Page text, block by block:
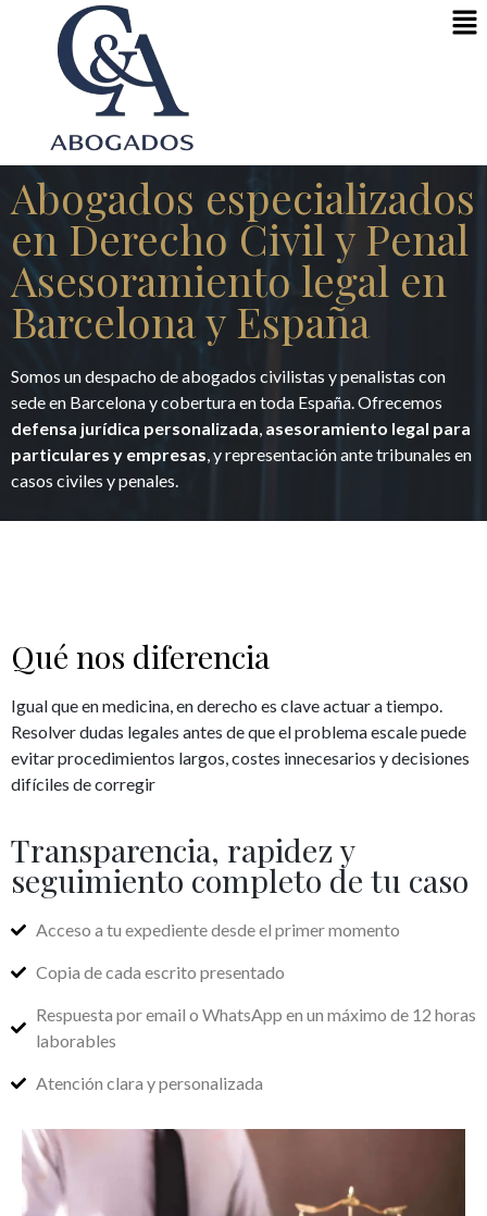
Abogados especializados
en Derecho Civil y Penal
Asesoramiento legal en
Barcelona y España
Somos un despacho de abogados civilistas y penalistas con
sede en Barcelona y cobertura en toda España. Ofrecemos
defensa jurídica personalizada, asesoramiento legal para
particulares y empresas, y representación ante tribunales en
casos civiles y penales.
Qué nos diferencia
Igual que en medicina, en derecho es clave actuar a tiempo.
Resolver dudas legales antes de que el problema escale puede
evitar procedimientos largos, costes innecesarios y decisiones
difíciles de corregir
Transparencia, rapidez y
seguimiento completo de tu caso
Acceso a tu expediente desde el primer momento
Copia de cada escrito presentado
Respuesta por email o WhatsApp en un máximo de 12 horas
laborables
Atención clara y personalizada